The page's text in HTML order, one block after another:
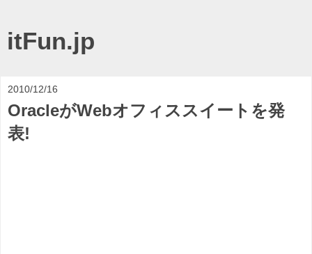
itFun.jp
2010/12/16
OracleがWebオフィススイートを発
表!